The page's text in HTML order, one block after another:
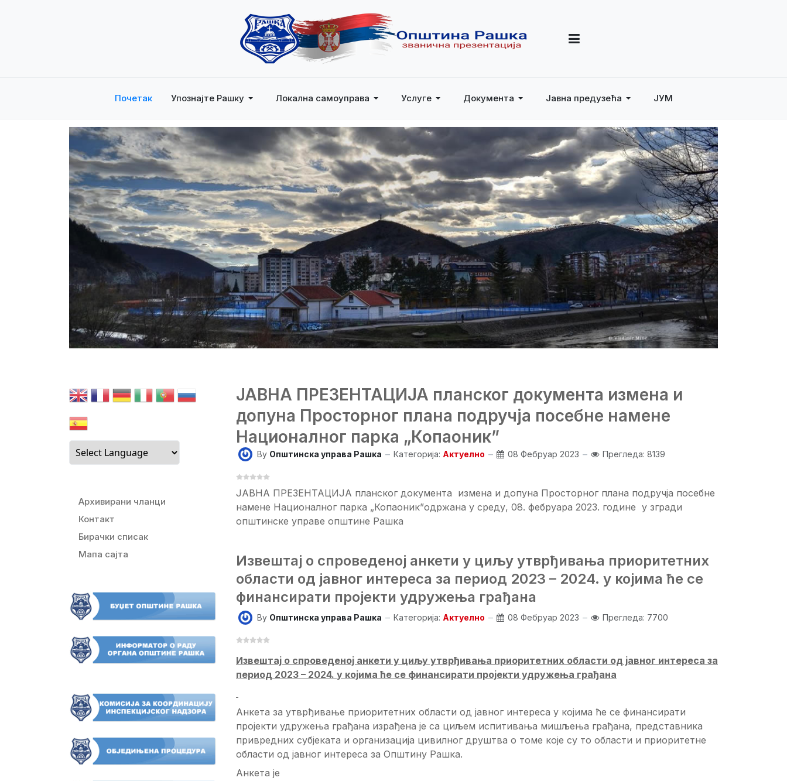
Почетак Упознајте Рашку Локална самоуправа Услуге Документа Јавна предузећа ЈУМ
ЈАВНА ПРЕЗЕНТАЦИЈА планског документа измена и
допуна Просторног плана подручја посебне намене
Националног парка „Копаоник”
By Општинска управа Рашка Категорија: Актуелно 08 Фебруар 2023 Прегледа: 8139
ЈАВНА ПРЕЗЕНТАЦИЈА планског документа измена и допуна Просторног плана подручја посебне
намене Националног парка „Копаоник”одржана у среду, 08. фебруара 2023. године у згради
општинске управе општине Рашка
Извештај о спроведеној анкети у циљу утврђивања приоритетних
области од јавног интереса за период 2023 – 2024. у којима ће се
финансирати пројекти удружења грађана
By Општинска управа Рашка Категорија: Актуелно 08 Фебруар 2023 Прегледа: 7700
Извештај о спроведеној анкети у циљу утврђивања приоритетних области од јавног интереса за
период 2023 – 2024. у којима ће се финансирати пројекти удружења грађана
Анкета за утврђивање приоритетних области од јавног интереса у којима ће се финансирати
пројекти удружења грађана израђена је са циљем испитивања мишљења грађана, представника
привредних субјеката и организација цивилног друштва о томе које су то области и приоритетне
области од јавног интереса за Општину Рашка.
Анкета је
Архивирани чланци
Контакт
Бирачки списак
Мапа сајта